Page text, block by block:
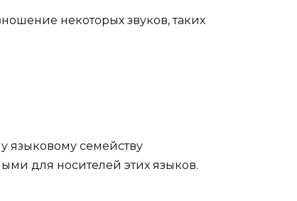
некоторых звуков, таких
языковому семейству
для носителей этих языков.